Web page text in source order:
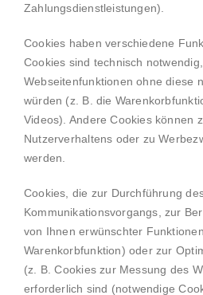
Zahlungsdienstleistungen).
Cookies haben verschiedene
Cookies sind technisch
Webseitenfunktionen ohne diese
würden (z. B. die
Videos). Andere Cookies können
Nutzerverhaltens oder zu
werden.
Cookies, die zur Durchführung
Kommunikationsvorgangs, zur
von Ihnen erwünschter
Warenkorbfunktion) oder zur
(z. B. Cookies zur Messung des
erforderlich sind (notwendige